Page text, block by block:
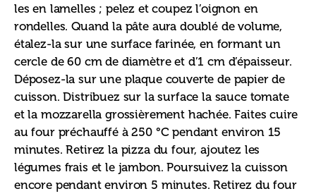
les en lamelles ; pelez et coupez l’oignon en
rondelles. Quand la pâte aura doublé de volume,
étalez-la sur une surface farinée, en formant un
cercle de 60 cm de diamètre et d’1 cm d’épaisseur.
Déposez-la sur une plaque couverte de papier de
cuisson. Distribuez sur la surface la sauce tomate
et la mozzarella grossièrement hachée. Faites cuire
au four préchauffé à 250 °C pendant environ 15
minutes. Retirez la pizza du four, ajoutez les
légumes frais et le jambon. Poursuivez la cuisson
encore pendant environ 5 minutes. Retirez du four